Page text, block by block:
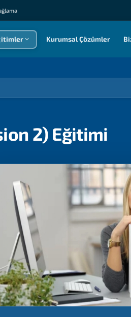
Kurumsal Çözümler
2) Eğitimi